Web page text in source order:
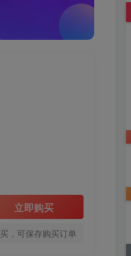
立即购买
，可保存购买订单